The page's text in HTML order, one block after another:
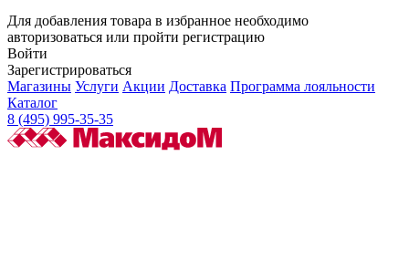
Для добавления товара в избранное необходимо
авторизоваться или пройти регистрацию
Войти
Зарегистрироваться
Магазины Услуги Акции Доставка Программа лояльности
Каталог
8 (495) 995-35-35